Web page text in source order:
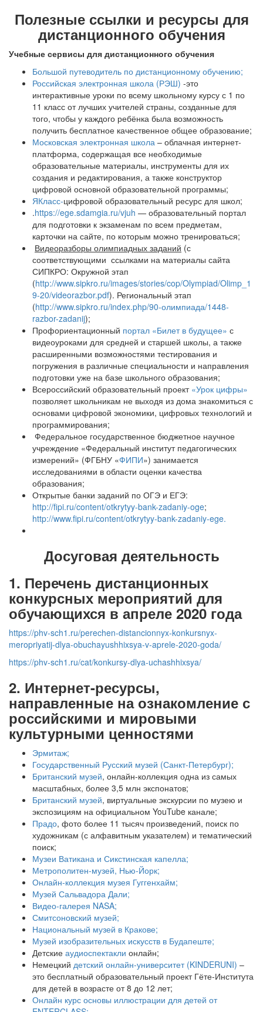
Полезные ссылки и ресурсы для
дистанционного обучения
Учебные сервисы для дистанционного обучения
Большой путеводитель по дистанционному обучению;
Российская электронная школа (РЭШ) -это
интерактивные уроки по всему школьному курсу с 1 по
11 класс от лучших учителей страны, созданные для
того, чтобы у каждого ребёнка была возможность
получить бесплатное качественное общее образование;
Московская электронная школа – облачная интернет-
платформа, содержащая все необходимые
образовательные материалы, инструменты для их
создания и редактирования, а также конструктор
цифровой основной образовательной программы;
ЯКласс-цифровой образовательный ресурс для школ;
.https://ege.sdamgia.ru/vjuh — образовательный портал
для подготовки к экзаменам по всем предметам,
карточки на сайте, по которым можно тренироваться;
Видеоразборы олимпиадных заданий (с
соответствующими ссылками на материалы сайта
СИПКРО: Окружной этап
(http://www.sipkro.ru/images/stories/cop/Olympiad/Olimp_1
9-20/videorazbor.pdf). Региональный этап
(http://www.sipkro.ru/index.php/90-олимпиада/1448-
razbor-zadanij);
Профориентационный портал «Билет в будущее» с
видеоуроками для средней и старшей школы, а также
расширенными возможностями тестирования и
погружения в различные специальности и направления
подготовки уже на базе школьного образования;
Всероссийский образовательный проект «Урок цифры»
позволяет школьникам не выходя из дома знакомиться с
основами цифровой экономики, цифровых технологий и
программирования;
Федеральное государственное бюджетное научное
учреждение «Федеральный институт педагогических
измерений» (ФГБНУ «ФИПИ») занимается
исследованиями в области оценки качества
образования;
Открытые банки заданий по ОГЭ и ЕГЭ:
http://fipi.ru/content/otkrytyy-bank-zadaniy-oge;
http://www.fipi.ru/content/otkrytyy-bank-zadaniy-ege.
Досуговая деятельность
1. Перечень дистанционных
конкурсных мероприятий для
обучающихся в апреле 2020 года
https://phv-sch1.ru/perechen-distancionnyx-konkursnyx-
meropriyatij-dlya-obuchayushhixsya-v-aprele-2020-goda/
https://phv-sch1.ru/cat/konkursy-dlya-uchashhixsya/
2. Интернет-ресурсы,
направленные на ознакомление с
российскими и мировыми
культурными ценностями
Эрмитаж;
Государственный Русский музей (Санкт-Петербург);
Британский музей, онлайн-коллекция одна из самых
масштабных, более 3,5 млн экспонатов;
Британский музей, виртуальные экскурсии по музею и
экспозициям на официальном YouTube канале;
Прадо, фото более 11 тысяч произведений, поиск по
художникам (с алфавитным указателем) и тематический
поиск;
Музеи Ватикана и Сикстинская капелла;
Метрополитен-музей, Нью-Йорк;
Онлайн-коллекция музея Гуггенхайм;
Музей Сальвадора Дали;
Видео-галерея NASA;
Смитсоновский музей;
Национальный музей в Кракове;
Музей изобразительных искусств в Будапеште;
Детские аудиоспектакли онлайн;
Немецкий детский онлайн-университет (KINDERUNI) –
это бесплатный образовательный проект Гёте-Института
для детей в возрасте от 8 до 12 лет;
Онлайн курс основы иллюстрации для детей от